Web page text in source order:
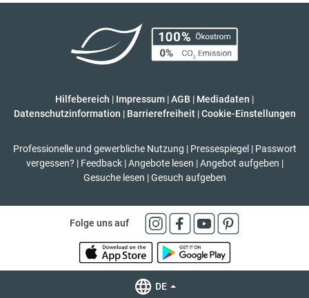
Hilfebereich | Impressum |AGB | Mediadaten |
Datenschutzinformation | Barrierefreiheit | Cookie-Einstellungen
Professionelle und gewerbliche Nutzung | Pressespiegel | Passwort
vergessen? | Feedback | Angebote lesen | Angebot aufgeben |
Gesuche lesen | Gesuch aufgeben
Folge uns auf
DE